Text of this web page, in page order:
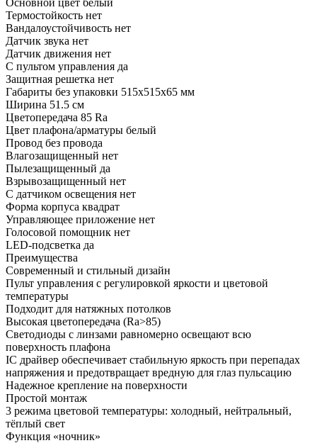
Термостойкость нет
Вандалоустойчивость нет
Датчик звука нет
Датчик движения нет
С пультом управления да
Защитная решетка нет
Габариты без упаковки 515х515х65 мм
Ширина 51.5 см
Цветопередача 85 Ra
Цвет плафона/арматуры белый
Провод без провода
Влагозащищенный нет
Пылезащищенный да
Взрывозащищенный нет
С датчиком освещения нет
Форма корпуса квадрат
Управляющее приложение нет
Голосовой помощник нет
LED-подсветка да
Преимущества
Современный и стильный дизайн
Пульт управления с регулировкой яркости и цветовой
температуры
Подходит для натяжных потолков
Высокая цветопередача (Ra>85)
Светодиоды с линзами равномерно освещают всю
поверхность плафона
IC драйвер обеспечивает стабильную яркость при перепадах
напряжения и предотвращает вредную для глаз пульсацию
Надежное крепление на поверхности
Простой монтаж
3 режима цветовой температуры: холодный, нейтральный,
тёплый свет
Функция «ночник»